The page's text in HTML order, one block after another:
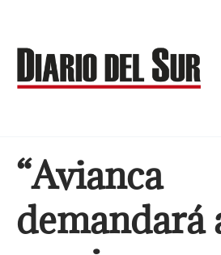
contenido
“Avianca
demandará